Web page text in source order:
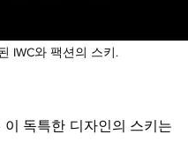
IWC와 팩션의 스키.
독특한 디자인의 스키는